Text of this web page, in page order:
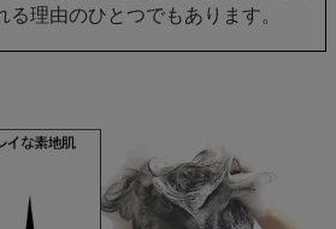
る理由のひとつでもあります。